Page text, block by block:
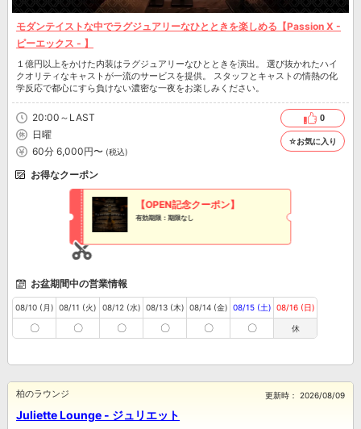
モダンテイストな中でラグジュアリーなひとときを楽しめる【Passion X -
ピーエックス - 】
１億円以上をかけた内装はラグジュアリーなひとときを演出。 選び抜かれたハイ
クオリティなキャストが一流のサービスを提供。 スタッフとキャストの情熱の化
学反応で都心にすら負けない濃密な一夜をお楽しみください。
20:00～LAST
日曜
60分 6,000円〜 (税込)
0
☆お気に入り
お得なクーポン
【OPEN記念クーポン】
有効期限：期限なし
お盆期間中の営業情報
08/10 (月)
〇
08/11 (火)
〇
08/12 (水)
〇
08/13 (木)
〇
08/14 (金)
〇
08/15 (土)
〇
08/16 (日)
休
Juliette Lounge - ジュリエット
柏のラウンジ 更新時： 2026/08/09